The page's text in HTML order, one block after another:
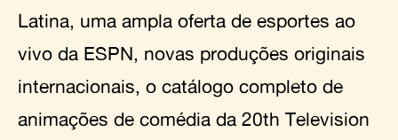
Latina, uma ampla oferta de esportes ao
vivo da ESPN, novas produções originais
internacionais, o catálogo completo de
animações de comédia da 20th Television